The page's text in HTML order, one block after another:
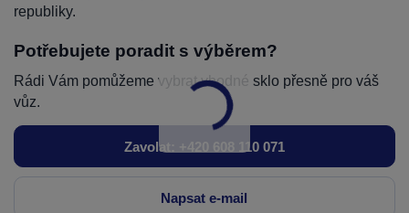
republiky.
Potřebujete poradit s výběrem?
Rádi Vám pomůžeme vybrat vhodné sklo přesně pro váš
vůz.
Zavolat: +420 608 110 071
Napsat e-mail